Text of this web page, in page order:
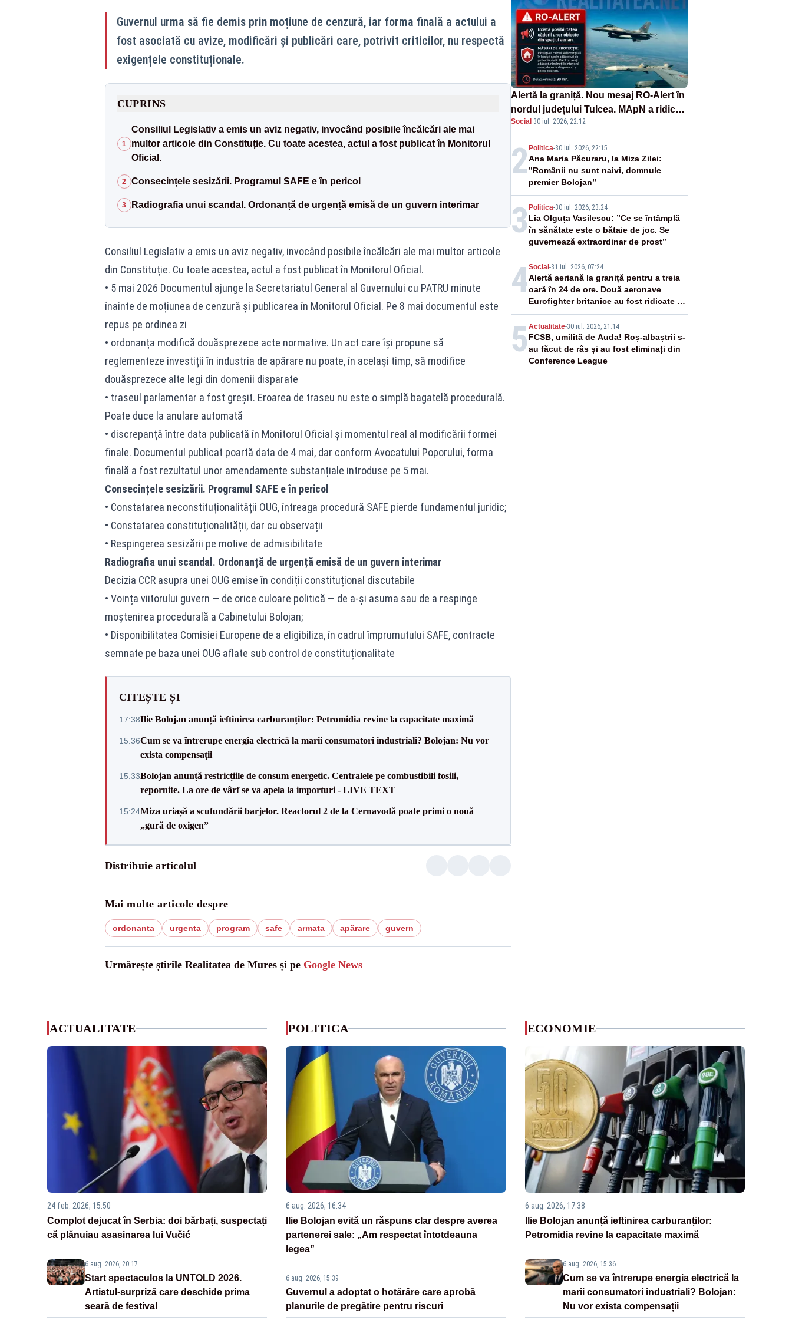
Guvernul urma să fie demis prin moțiune de cenzură, iar forma finală a actului a
fost asociată cu avize, modificări și publicări care, potrivit criticilor, nu respectă
exigențele constituționale.
CUPRINS
1
Consiliul Legislativ a emis un aviz negativ, invocând posibile încălcări ale mai
multor articole din Constituție. Cu toate acestea, actul a fost publicat în Monitorul
Oficial.
2 Consecințele sesizării. Programul SAFE e în pericol
3 Radiografia unui scandal. Ordonanță de urgență emisă de un guvern interimar
Consiliul Legislativ a emis un aviz negativ, invocând posibile încălcări ale mai multor articole
din Constituție. Cu toate acestea, actul a fost publicat în Monitorul Oficial.
• 5 mai 2026 Documentul ajunge la Secretariatul General al Guvernului cu PATRU minute
înainte de moțiunea de cenzură și publicarea în Monitorul Oficial. Pe 8 mai documentul este
repus pe ordinea zi
• ordonanța modifică douăsprezece acte normative. Un act care își propune să
reglementeze investiții în industria de apărare nu poate, în același timp, să modifice
douăsprezece alte legi din domenii disparate
• traseul parlamentar a fost greșit. Eroarea de traseu nu este o simplă bagatelă procedurală.
Poate duce la anulare automată
• discrepanță între data publicată în Monitorul Oficial și momentul real al modificării formei
finale. Documentul publicat poartă data de 4 mai, dar conform Avocatului Poporului, forma
finală a fost rezultatul unor amendamente substanțiale introduse pe 5 mai.
Consecințele sesizării. Programul SAFE e în pericol
• Constatarea neconstituționalității OUG, întreaga procedură SAFE pierde fundamentul juridic;
• Constatarea constituționalității, dar cu observații
• Respingerea sesizării pe motive de admisibilitate
Radiografia unui scandal. Ordonanță de urgență emisă de un guvern interimar
Decizia CCR asupra unei OUG emise în condiții constituțional discutabile
• Voința viitorului guvern — de orice culoare politică — de a-și asuma sau de a respinge
moștenirea procedurală a Cabinetului Bolojan;
• Disponibilitatea Comisiei Europene de a eligibiliza,în cadrul împrumutului SAFE, contracte
semnate pe baza unei OUG aflate sub control de constituționalitate
CITEȘTE ȘI
17:38Ilie Bolojan anunță ieftinirea carburanților: Petromidia revine la capacitate maximă
15:36Cum se va întrerupe energia electrică la marii consumatori industriali? Bolojan: Nu vor
exista compensații
15:33Bolojan anunță restricțiile de consum energetic. Centralele pe combustibili fosili,
repornite. La ore de vârf se va apela la importuri - LIVE TEXT
15:24Miza uriașă a scufundării barjelor. Reactorul 2 de la Cernavodă poate primi o nouă
„gură de oxigen”
Distribuie articolul
Mai multe articole despre
ordonanta urgenta program safe armata apărare guvern
Urmărește știrile Realitatea de Mures și pe Google News
Alertă la graniță. Nou mesaj RO-Alert în
nordul județului Tulcea. MApN a ridicat
de la sol două avioane F-16
Social ·30 iul. 2026, 22:12
2 Politica-30 iul. 2026, 22:15
Ana Maria Păcuraru, la Miza Zilei:
”Românii nu sunt naivi, domnule
premier Bolojan”
3 Politica-30 iul. 2026, 23:24
Lia Olguța Vasilescu: ”Ce se întâmplă
în sănătate este o bătaie de joc. Se
guvernează extraordinar de prost”
4Social -31 iul. 2026, 07:24
Alertă aeriană la graniță pentru a treia
oară în 24 de ore. Două aeronave
Eurofighter britanice au fost ridicate de
la sol
5 Actualitate-30 iul. 2026, 21:14
FCSB, umilită de Auda! Roș-albaștrii s-
au făcut de râs și au fost eliminați din
Conference League
ACTUALITATE
24 feb. 2026, 15:50
Complot dejucat în Serbia: doi bărbați, suspectați
că plănuiau asasinarea lui Vučić
6 aug. 2026, 20:17
Start spectaculos la UNTOLD 2026.
Artistul-surpriză care deschide prima
seară de festival
POLITICA
6 aug. 2026, 16:34
Ilie Bolojan evită un răspuns clar despre averea
partenerei sale: „Am respectat întotdeauna
legea”
6 aug. 2026, 15:39
Guvernul a adoptat o hotărâre care aprobă
planurile de pregătire pentru riscuri
ECONOMIE
6 aug. 2026, 17:38
Ilie Bolojan anunță ieftinirea carburanților:
Petromidia revine la capacitate maximă
6 aug. 2026, 15:36
Cum se va întrerupe energia electrică la
marii consumatori industriali? Bolojan:
Nu vor exista compensații